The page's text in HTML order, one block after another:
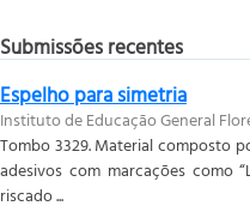
Submissões recentes
Espelho para simetria
Instituto de Educação General
Tombo 3329. Material composto
adesivos com marcações como
riscado ...